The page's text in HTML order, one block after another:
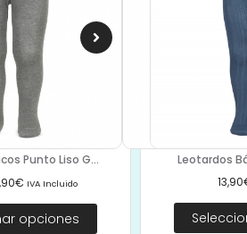
Punto Liso G...
€ IVA Incluido
opciones
Leotardos
13,90